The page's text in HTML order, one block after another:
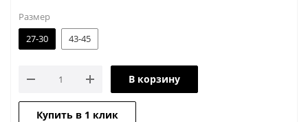
Размер
27-30
43-45
В корзину
Купить в 1 клик